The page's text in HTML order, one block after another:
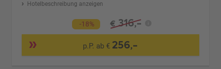
Hotelbeschreibung anzeigen
-18% € 316,-
p.P. ab € 256,-